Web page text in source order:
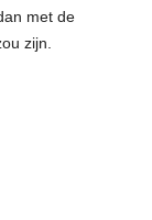
met de
zijn.